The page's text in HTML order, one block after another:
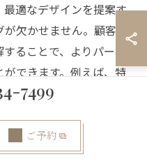
適なデザインを提案す
欠かせません。顧客が
ることで、よりパーソ
できます。例えば、特
や、日常生活を考慮し
スタイルなど、顧客の
す。ヒアリングを通じ
想のデザインを叶える
7499
ご予約